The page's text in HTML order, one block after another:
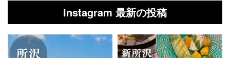
Instagram 最新の投稿